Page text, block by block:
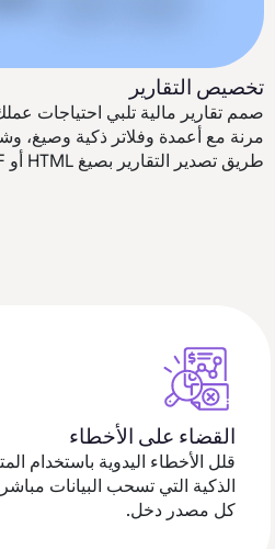
تخصيص التقارير
صمم تقارير مالية تلبي احتياجات
مرنة مع أعمدة وفلاتر ذكية وصيغ،
طريق تصدير التقارير بصيغ HTML أو PDF أو CSV.
القضاء على الأخطاء
قلل الأخطاء اليدوية باستخدام
الذكية التي تسحب البيانات
كل مصدر دخل.